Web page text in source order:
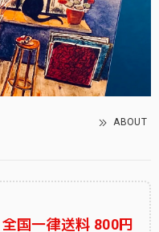
ABOUT
全国一律送料 800円